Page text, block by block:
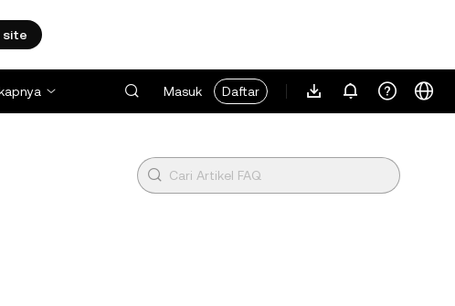
site
Masuk Daftar